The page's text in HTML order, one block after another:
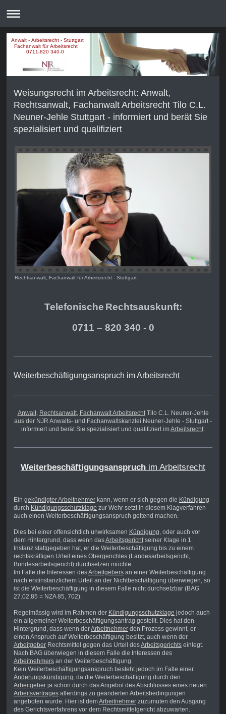
Anwalt - Arbeitsrecht - Stuttgart
Fachanwalt für Arbeitsrecht
0711-820 340-0
Weisungsrecht im Arbeitsrecht: Anwalt,
Rechtsanwalt, Fachanwalt Arbeitsrecht Tilo C.L.
Neuner-Jehle Stuttgart - informiert und berät Sie
spezialisiert und qualifiziert
Rechtsanwalt, Fachanwalt für Arbeitsrecht - Stuttgart
Telefonische Rechtsauskunft:
0711 – 820 340 - 0
Weiterbeschäftigungsanspruch im Arbeitsrecht
Anwalt, Rechtsanwalt, Fachanwalt ArbeitsrechtTilo C.L. Neuner-Jehle
aus der NJR Anwalts- und Fachanwaltskanzlei Neuner-Jehle - Stuttgart -
informiert und berät Sie spezialisiert und qualifiziert imArbeitsrecht:
Weiterbeschäftigungsanspruch im Arbeitsrecht
Ein gekündigter Arbeitnehmerkann, wenn er sich gegen die Kündigung
durch Kündigungsschutzklage zur Wehr setzt in diesem Klagverfahren
auch einen Weiterbeschäftigungsanspruch geltend machen.
Dies bei einer offensichtlich unwirksamen Kündigung, oder auch vor
dem Hintergrund, dass wenn dasArbeitsgerichtseiner Klage in 1.
Instanz stattgegeben hat, er die Weiterbeschäftigung bis zu einem
rechtskräftigen Urteil eines Obergerichtes (Landesarbeitsgericht,
Bundesarbeitsgericht) durchsetzen möchte.
Im Falle die Interessen desArbeitgebersan einer Weiterbeschäftigung
nach erstinstanzlichem Urteil an der Nichtbeschäftigung überwiegen, so
ist die Weiterbeschäftigung in diesem Falle nicht durchsetzbar (BAG
27.02.85 = NZA 85, 702).
Regelmässig wird im Rahmen der Kündigungsschutzklage jedoch auch
ein allgemeiner Weiterbeschäftigungsantrag gestellt. Dies hat den
Hintergrund, dass wenn derArbeitnehmerden Prozess gewinnt, er
einen Anspruch auf Weiterbeschäftigung besitzt, auch wenn der
ArbeitgeberRechtsmittel gegen das Urteil desArbeitsgerichtseinlegt.
Nach BAG überwiegen in diesem Falle die Interessen des
Arbeitnehmersan der Weiterbeschäftigung.
Kein Weiterbeschäftigungsanspruch besteht jedoch im Falle einer
Änderungskündigung, da die Weiterbeschäftigung durch den
Arbeitgeberja schon durch das Angebot des Abschlusses eines neuen
Arbeitsvertragesallerdings zu geänderten Arbeitsbedingungen
angeboten wurde. Hier ist demArbeitnehmerzuzumuten den Ausgang
des Gerichtsverfahrens vor dem Rechtsmittelgericht abzuwarten.